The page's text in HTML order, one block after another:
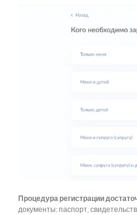
Процедура регистрации
документы: паспорт,